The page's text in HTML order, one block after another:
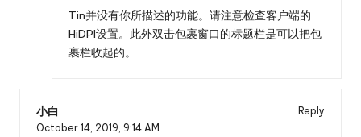
Tin并没有你所描述的功能。请注意检查客户端的
HiDPI设置。此外双击包裹窗口的标题栏是可以把包
裹栏收起的。
小白
Reply
October 14, 2019, 9:14 AM